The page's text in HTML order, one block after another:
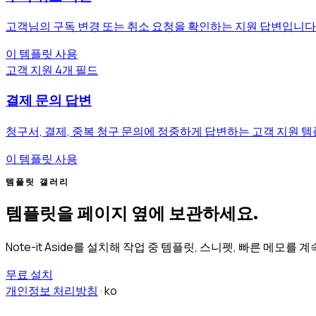
고객님의 구독 변경 또는 취소 요청을 확인하는 지원 답변입니
이 템플릿 사용
고객 지원 4개 필드
결제 문의 답변
청구서, 결제, 중복 청구 문의에 정중하게 답변하는 고객 지원
이 템플릿 사용
템플릿 갤러리
템플릿을 페이지 옆에 보관하세요.
Note-it Aside를 설치해 작업 중 템플릿, 스니펫, 빠른 메모를 계
무료 설치
개인정보 처리방침 ·ko